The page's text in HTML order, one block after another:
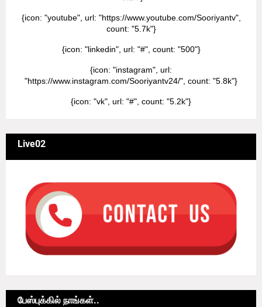
{icon: "youtube", url: "https://www.youtube.com/Sooriyantv",
count: "5.7k"}
{icon: "linkedin", url: "#", count: "500"}
{icon: "instagram", url:
"https://www.instagram.com/Sooriyantv24/", count: "5.8k"}
{icon: "vk", url: "#", count: "5.2k"}
Live02
பேஸ்புக்கில் நாங்கள்..